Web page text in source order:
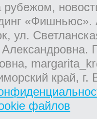
рубежом,
«Фишньюс».
ул.
край,
файлов